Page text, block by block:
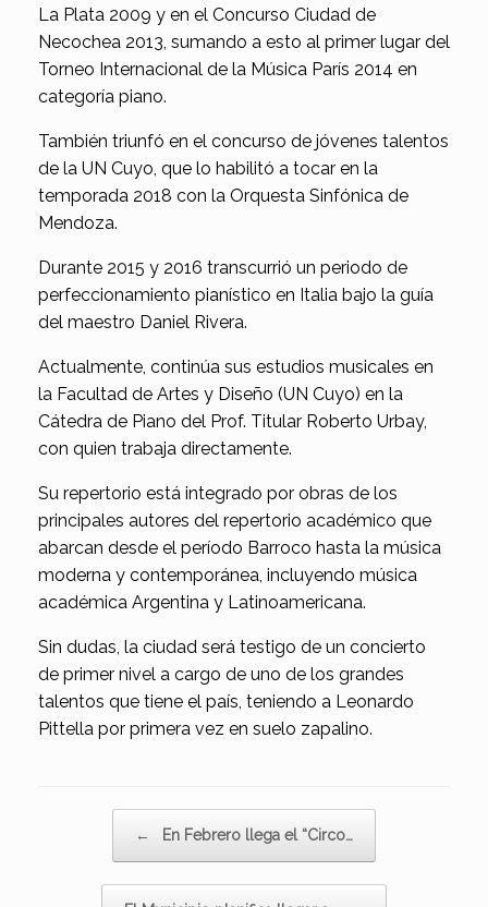
La Plata 2009 y en el Concurso Ciudad de
Necochea 2013, sumando a esto al primer lugar del
Torneo Internacional de la Música París 2014 en
categoría piano.
También triunfó en el concurso de jóvenes talentos
de la UN Cuyo, que lo habilitó a tocar en la
temporada 2018 con la Orquesta Sinfónica de
Mendoza.
Durante 2015 y 2016 transcurrió un periodo de
perfeccionamiento pianístico en Italia bajo la guía
del maestro Daniel Rivera.
Actualmente, continúa sus estudios musicales en
la Facultad de Artes y Diseño (UN Cuyo) en la
Cátedra de Piano del Prof. Titular Roberto Urbay,
con quien trabaja directamente.
Su repertorio está integrado por obras de los
principales autores del repertorio académico que
abarcan desde el período Barroco hasta la música
moderna y contemporánea, incluyendo música
académica Argentina y Latinoamericana.
Sin dudas, la ciudad será testigo de un concierto
de primer nivel a cargo de uno de los grandes
talentos que tiene el país, teniendo a Leonardo
Pittella por primera vez en suelo zapalino.
← En Febrero llega el “Circo…